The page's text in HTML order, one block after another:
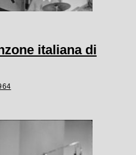
italiana di